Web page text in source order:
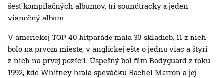
šesť kompilačných albumov, tri soundtracky a jeden
vianočný album.
V americkej TOP 40 hitparáde mala 30 skladieb, 11 z nich
bolo na prvom mieste, v anglickej ešte o jednu viac a štyri
z nich na prvej pozícii. Úspešný bol film Bodyguard z roku
1992, kde Whitney hrala speváčku Rachel Marron a jej